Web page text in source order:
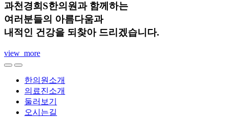
과천경희S한의원과 함께하는
여러분들의 아름다움과
내적인 건강을 되찾아 드리겠습니다.
view_more
한의원소개
의료진소개
둘러보기
오시는길